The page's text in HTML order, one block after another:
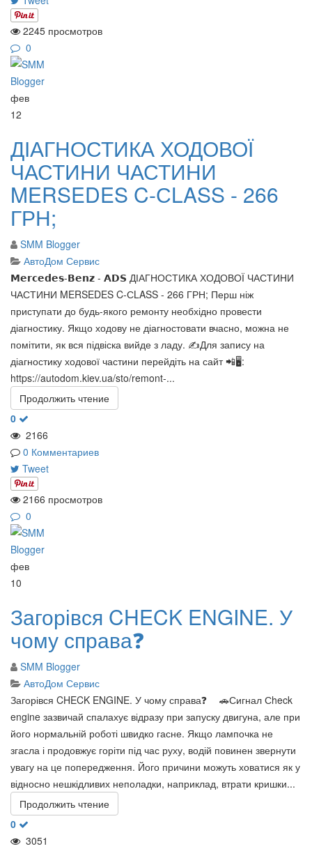
2245 просмотров
0
фев
12
ДІАГНОСТИКА ХОДОВОЇ
ЧАСТИНИ ЧАСТИНИ
MERSEDES C-СLASS - 266
ГРН;
SMM Blogger
АвтоДом Сервис
𝗠𝗲𝗿𝗰𝗲𝗱𝗲𝘀-𝗕𝗲𝗻𝘇 - 𝗔𝗗𝗦 ДІАГНОСТИКА ХОДОВОЇ ЧАСТИНИ
ЧАСТИНИ MERSEDES C-СLASS - 266 ГРН; Перш ніж
приступати до будь-якого ремонту необхідно провести
діагностику. Якщо ходову не діагностовати вчасно, можна не
помітити, як вся підвіска вийде з ладу. ✍️Для запису на
діагностику ходової частини перейдіть на сайт 📲🖥:
https://autodom.kiev.ua/sto/remont-...
Продолжить чтение
0
2166
0 Комментариев
Tweet
2166 просмотров
0
фев
10
Загорівся CHECK ENGINE. У
чому справа❓
SMM Blogger
АвтоДом Сервис
Загорівся CHECK ENGINE. У чому справа❓ ⠀ 🚗Сигнал Сheck
engine зазвичай спалахує відразу при запуску двигуна, але при
його нормальній роботі швидко гасне. Якщо лампочка не
згасла і продовжує горіти під час руху, водій повинен звернути
увагу на це попередження. Його причини можуть ховатися як у
відносно нешкідливих неполадки, наприклад, втрати кришки...
Продолжить чтение
0
3051